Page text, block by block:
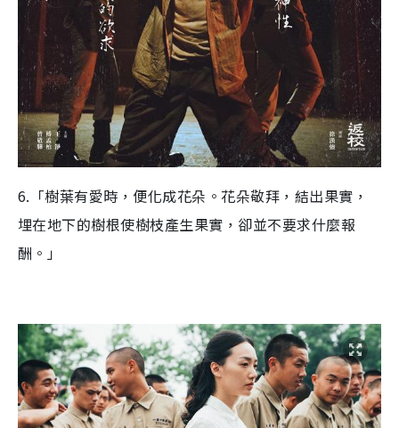
6.「樹葉有愛時，便化成花朵。花朵敬拜，結出果實，
埋在地下的樹根使樹枝產生果實，卻並不要求什麼報
酬。」